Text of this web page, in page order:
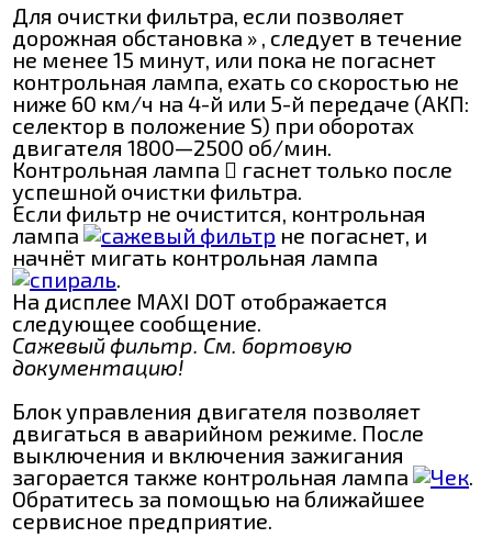
Для очистки фильтра, если позволяет
дорожная обстановка » , следует в течение
не менее 15 минут, или пока не погаснет
контрольная лампа, ехать со скоростью не
ниже 60 км/ч на 4-й или 5-й передаче (АКП:
селектор в положение S) при оборотах
двигателя 1800—2500 об/мин.
Контрольная лампа  гаснет только после
успешной очистки фильтра.
Если фильтр не очистится, контрольная
лампа
не погаснет, и
начнёт мигать контрольная лампа
.
На дисплее MAXI DOT отображается
следующее сообщение.
Сажевый фильтр. См. бортовую
документацию!
Блок управления двигателя позволяет
двигаться в аварийном режиме. После
выключения и включения зажигания
загорается также контрольная лампа
.
Обратитесь за помощью на ближайшее
сервисное предприятие.